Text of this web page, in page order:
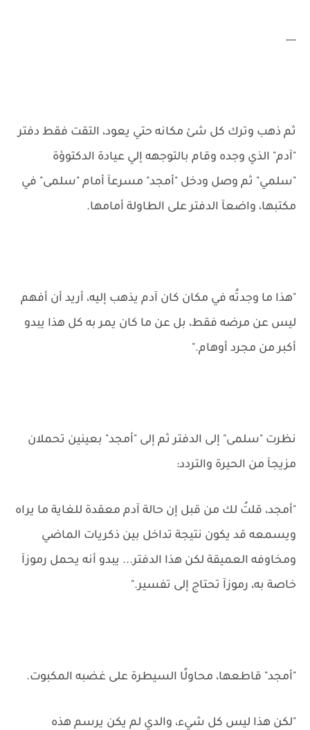
---
ثم ذهب وترك كل شئ مكانه حتي يعود، التقت فقط دفتر
"آدم" الذي وجده وقام بالتوجهه إلي عيادة الدكتوؤة
"سلمي" ثم وصل ودخل "أمجد" مسرعآ أمام "سلمى" في
مكتبها، واضعآ الدفتر على الطاولة أمامها.
"هذا ما وجدتُه في مكان كان آدم يذهب إليه، أريد أن أفهم
ليس عن مرضه فقط، بل عن ما كان يمر به كل هذا يبدو
أكبر من مجرد أوهام."
نظرت "سلمى" إلى الدفتر ثم إلى "أمجد" بعينين تحملان
مزيجآ من الحيرة والتردد:
"أمجد، قلتُ لك من قبل إن حالة آدم معقدة للغاية ما يراه
ويسمعه قد يكون نتيجة تداخل بين ذكريات الماضي
ومخاوفه العميقة لكن هذا الدفتر... يبدو أنه يحمل رموزآ
خاصة به، رموزآ تحتاج إلى تفسير."
"أمجد" قاطعها، محاولًا السيطرة على غضبه المكبوت.
"لكن هذا ليس كل شيء، والدي لم يكن يرسم هذه